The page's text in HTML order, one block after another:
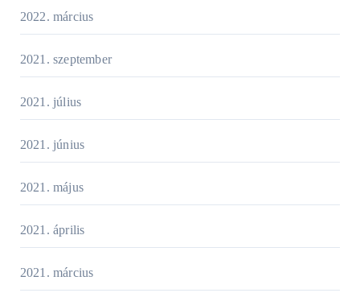
2022. március
2021. szeptember
2021. július
2021. június
2021. május
2021. április
2021. március